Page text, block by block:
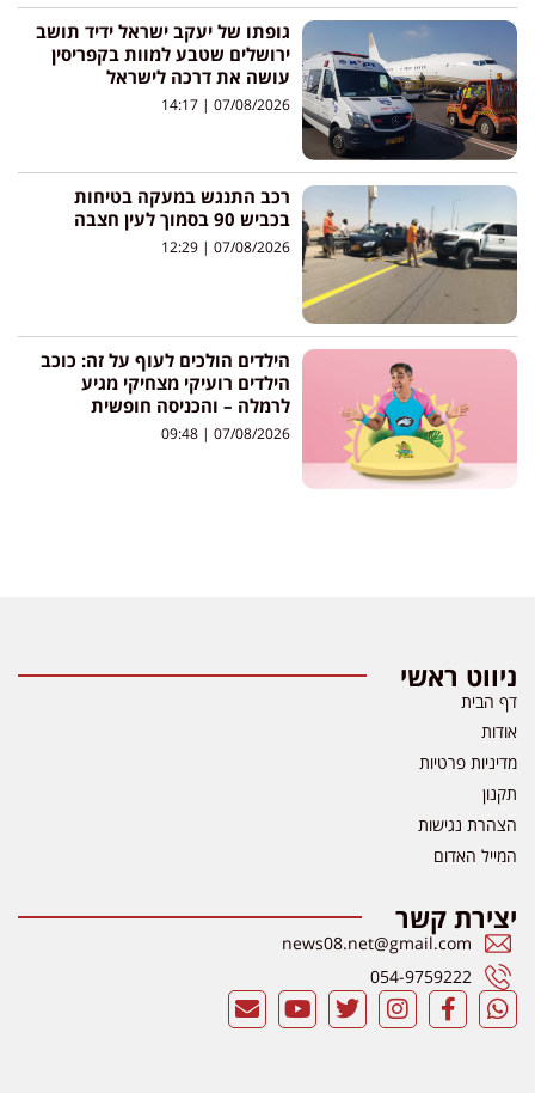
גופתו של יעקב ישראל ידיד תושב
ירושלים שטבע למוות בקפריסין
עושה את דרכה לישראל
07/08/2026
רכב התנגש במעקה בטיחות
בכביש 90 בסמוך לעין חצבה
07/08/2026
הילדים הולכים לעוף על זה: כוכב
הילדים רועיקי מצחיקי מגיע
לרמלה – והכניסה חופשית
07/08/2026
ניווט ראשי
דף הבית
אודות
מדיניות פרטיות
תקנון
הצהרת נגישות
המייל האדום
יצירת קשר
news08.net@gmail.com
054-9759222